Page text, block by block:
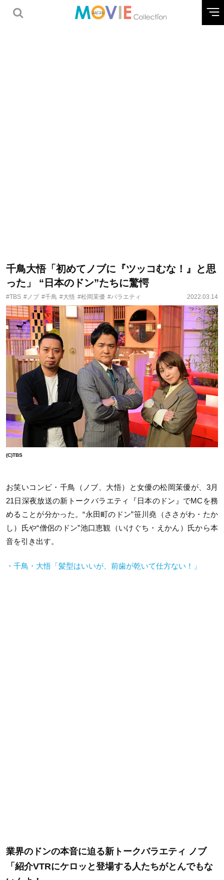
千鳥大悟「初めてノブに『ツッコむな！』と思
った」 “日本のドン”たちに驚愕
#TBS #ノブ #千鳥 #大悟 #松岡茉優 #バラエティ 2022.03.14
(C)TBS
お笑いコンビ・千鳥（ノブ、大悟）と女優の松岡茉優が、3月
21日深夜放送の新トークバラエティ『日本のドン』でMCを務
めることが分かった。“永田町のドン”笹川堯（ささがわ・たか
し）氏や“僧侶のドン”池口恵観（いけぐち・えかん）氏から本
音を引き出す。
・千鳥・大悟「髪型はいいが、前歯が乾いて仕方ない！」
業界のドンの本音に迫る新トークバラエティ ノブ
「紹介VTRにケロッと登場する人たちがとんでもな